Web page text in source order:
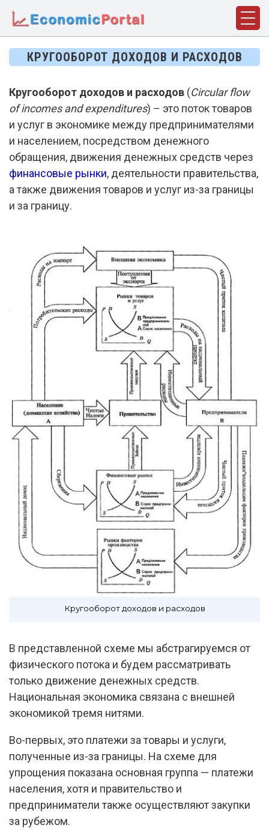
КРУГООБОРОТ ДОХОДОВ И РАСХОДОВ
Кругооборот доходов и расходов (Circular flow
of incomes and expenditures) – это поток товаров
и услуг в экономике между предпринимателями
и населением, посредством денежного
обращения, движения денежных средств через
финансовые рынки, деятельности правительства,
а также движения товаров и услуг из-за границы
и за границу.
Кругооборот доходов и расходов
В представленной схеме мы абстрагируемся от
физического потока и будем рассматривать
только движение денежных средств.
Национальная экономика связана с внешней
экономикой тремя нитями.
Во-первых, это платежи за товары и услуги,
полученные из-за границы. На схеме для
упрощения показана основная группа — платежи
населения, хотя и правительство и
предприниматели также осуществляют закупки
за рубежом.
ГЛАВНАЯ
ДИСЦИПЛИНЫ
ФАКТЫ
ИСТОРИЯ
БИОГРАФИИ
КОМПАНИИ